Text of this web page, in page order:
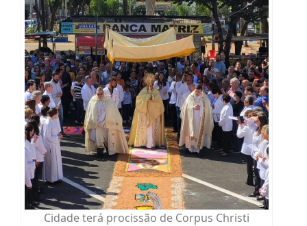
Cidade terá procissão de Corpus Christi